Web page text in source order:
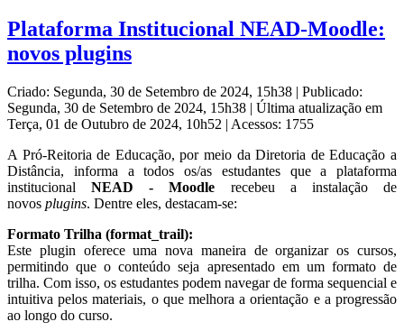
Plataforma Institucional NEAD-Moodle:
novos plugins
Criado: Segunda, 30 de Setembro de 2024, 15h38 | Publicado:
Segunda, 30 de Setembro de 2024, 15h38 | Última atualização em
Terça, 01 de Outubro de 2024, 10h52 | Acessos: 1755
A Pró-Reitoria de Educação, por meio da Diretoria de Educação a
Distância, informa a todos os/as estudantes que a plataforma
institucional NEAD - Moodle recebeu a instalação de
novos plugins. Dentre eles, destacam-se:
Formato Trilha (format_trail):
Este plugin oferece uma nova maneira de organizar os cursos,
permitindo que o conteúdo seja apresentado em um formato de
trilha. Com isso, os estudantes podem navegar de forma sequencial e
intuitiva pelos materiais, o que melhora a orientação e a progressão
ao longo do curso.